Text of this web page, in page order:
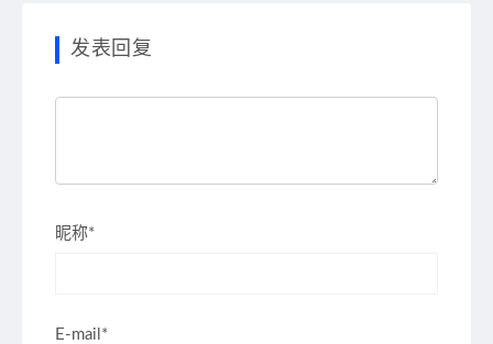
发表回复
昵称*
E-mail*